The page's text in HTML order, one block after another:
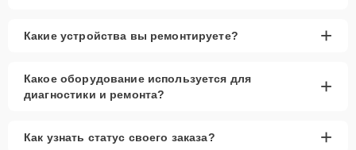
Какие устройства вы ремонтируете? +
Какое оборудование используется для
диагностики и ремонта?
+
Как узнать статус своего заказа? +